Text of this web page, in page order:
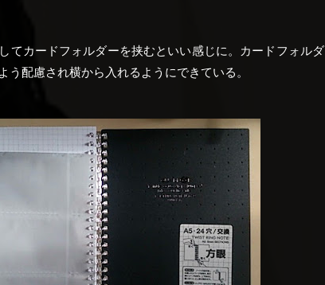
てカードフォルダーを挟むといい感じに。カードフォルダ
う配慮され横から入れるようにできている。